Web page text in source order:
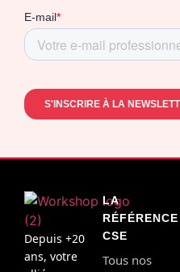
Depuis +20
ans, votre
LA
RÉFÉRENCE
CSE
Tous nos